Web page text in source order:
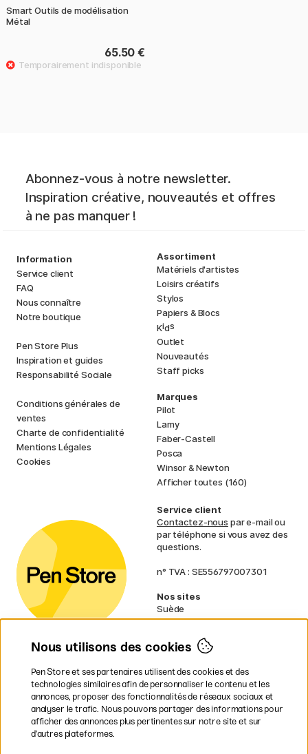
Smart Outils de modélisation
Métal
65.50 €
Abonnez-vous à notre newsletter.
Inspiration créative, nouveautés et offres
à ne pas manquer !
Information
Service client
FAQ
Nous connaître
Notre boutique
Pen Store Plus
Inspiration et guides
Responsabilité Sociale
Conditions générales de
ventes
Charte de confidentialité
Mentions Légales
Cookies
Assortiment
Matériels d'artistes
Loisirs créatifs
Stylos
Papiers & Blocs
Kids
Outlet
Nouveautés
Staff picks
Marques
Pilot
Lamy
Faber-Castell
Posca
Winsor & Newton
Afficher toutes (160)
Service client
Contactez-nous par e-mail ou
par téléphone si vous avez des
questions.
n° TVA : SE556797007301
Nos sites
Suède
Norvège
Finlande
Irlande
Pays-Bas
Royaume-Uni
UE
Nous utilisons des cookies
Pen Store et ses partenaires utilisent des cookies et des
technologies similaires afin de personnaliser le contenu et les
annonces, proposer des fonctionnalités de réseaux sociaux et
analyser le trafic. Nous pouvons partager des informations pour
afficher des annonces plus pertinentes sur notre site et sur
d’autres plateformes.